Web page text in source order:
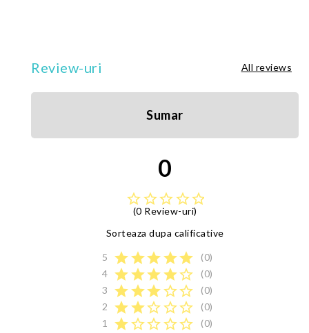
Review-uri All reviews
Sumar
0
star_borderstar_borderstar_borderstar_borderstar_border
(0 Review-uri)
Sorteaza dupa calificative
5 starstarstarstarstar
(0)
4 starstarstarstarstar_border
(0)
3
starstarstarstar_borderstar_border
(0)
2
starstarstar_borderstar_borderstar_border
(0)
1
starstar_borderstar_borderstar_borderstar_border (0)